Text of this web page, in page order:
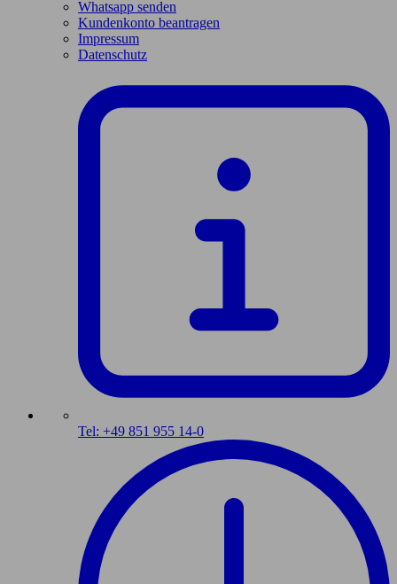
Whatsapp senden
Kundenkonto beantragen
Impressum
Datenschutz
Tel: +49 851 955 14-0